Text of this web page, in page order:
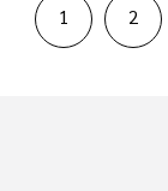
1 2